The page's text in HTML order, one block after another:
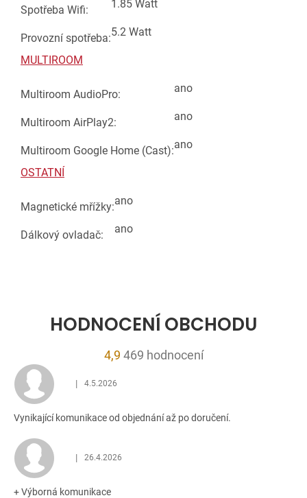
Spotřeba Wifi: 1.85 Watt
Provozní spotřeba:5.2 Watt
MULTIROOM
Multiroom AudioPro: ano
Multiroom AirPlay2: ano
Multiroom Google Home (Cast):ano
OSTATNÍ
Magnetické mřížky:ano
Dálkový ovladač: ano
HODNOCENÍ OBCHODU
4,9 Průměrné
4,9
469 hodnocení
Hodnocení obchodu je 5 z 5 hvězdiček.
| 4.5.2026
Vynikající komunikace od objednání až po doručení.
Hodnocení obchodu je 5 z 5 hvězdiček.
| 26.4.2026
+ Výborná komunikace